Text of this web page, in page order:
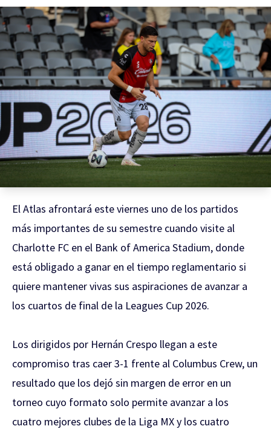
El Atlas afrontará este viernes uno de los partidos
más importantes de su semestre cuando visite al
Charlotte FC en el Bank of America Stadium, donde
está obligado a ganar en el tiempo reglamentario si
quiere mantener vivas sus aspiraciones de avanzar a
los cuartos de final de la Leagues Cup 2026.
Los dirigidos por Hernán Crespo llegan a este
compromiso tras caer 3-1 frente al Columbus Crew, un
resultado que los dejó sin margen de error en un
torneo cuyo formato solo permite avanzar a los
cuatro mejores clubes de la Liga MX y los cuatro